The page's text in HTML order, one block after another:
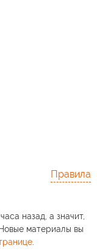
Правила
назад, а значит,
материалы вы
.